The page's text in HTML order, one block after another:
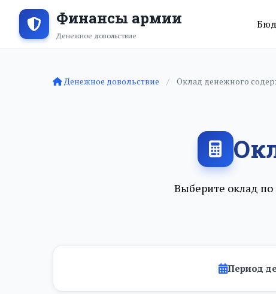
Финансы армии
Денежное довольствие
Денежное довольствие Оклад денежного
Выберите оклад
Период